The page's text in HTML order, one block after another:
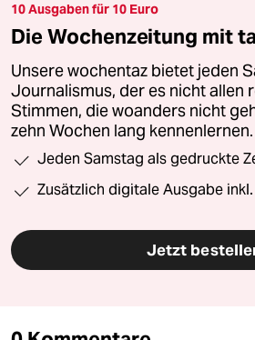
10 Ausgaben für 10 Euro
Die Wochenzeitung mit
Unsere wochentaz bietet jeden
Journalismus, der es nicht allen
Stimmen, die woanders nicht
zehn Wochen lang kennenlernen.
Jeden Samstag als gedruckte
Zusätzlich digitale Ausgabe
Jetzt